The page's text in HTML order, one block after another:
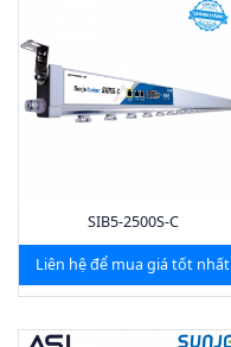
SIB5-2500S-C
Liên hệ để mua giá tốt nhất